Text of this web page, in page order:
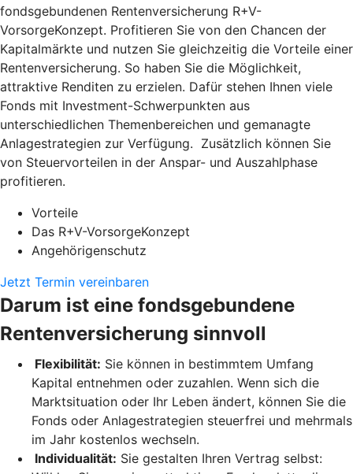
fondsgebundenen Rentenversicherung R+V-
VorsorgeKonzept. Profitieren Sie von den Chancen der
Kapitalmärkte und nutzen Sie gleichzeitig die Vorteile einer
Rentenversicherung. So haben Sie die Möglichkeit,
attraktive Renditen zu erzielen. Dafür stehen Ihnen viele
Fonds mit Investment-Schwerpunkten aus
unterschiedlichen Themenbereichen und gemanagte
Anlagestrategien zur Verfügung. Zusätzlich können Sie
von Steuervorteilen in der Anspar- und Auszahlphase
profitieren.
Vorteile
Das R+V-VorsorgeKonzept
Angehörigenschutz
Jetzt Termin vereinbaren
Darum ist eine fondsgebundene
Rentenversicherung sinnvoll
Flexibilität: Sie können in bestimmtem Umfang
Kapital entnehmen oder zuzahlen. Wenn sich die
Marktsituation oder Ihr Leben ändert, können Sie die
Fonds oder Anlagestrategien steuerfrei und mehrmals
im Jahr kostenlos wechseln.
Individualität: Sie gestalten Ihren Vertrag selbst: